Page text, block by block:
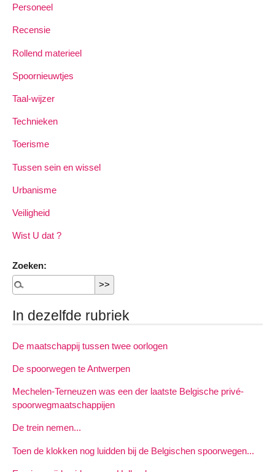
Personeel
Recensie
Rollend materieel
Spoornieuwtjes
Taal-wijzer
Technieken
Toerisme
Tussen sein en wissel
Urbanisme
Veiligheid
Wist U dat ?
Zoeken:
In dezelfde rubriek
De maatschappij tussen twee oorlogen
De spoorwegen te Antwerpen
Mechelen-Terneuzen was een der laatste Belgische privé-
spoorwegmaatschappijen
De trein nemen...
Toen de klokken nog luidden bij de Belgischen spoorwegen...